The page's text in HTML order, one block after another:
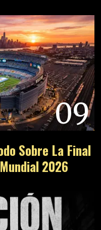
09
Sobre La Final
2026